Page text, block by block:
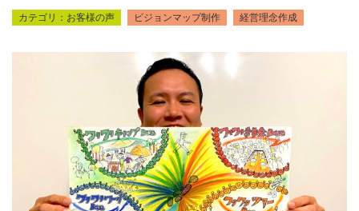
お客様の声 ビジョンマップ制作 経営理念作成